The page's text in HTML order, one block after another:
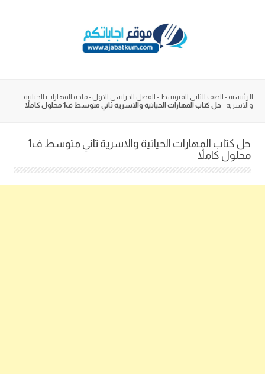
الرئيسية - الصف الثاني المتوسط - الفصل الدراسي الاول -مادة المهارات الحياتية
والاسرية - حل كتاب المهارات الحياتية والاسرية ثاني متوسط ف1 محلول كاملاً
حل كتاب المهارات الحياتية والاسرية ثاني متوسط ف1
محلول كاملاً